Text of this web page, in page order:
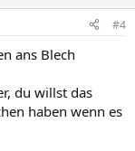
#4
ans Blech
du willst das
haben wenn es